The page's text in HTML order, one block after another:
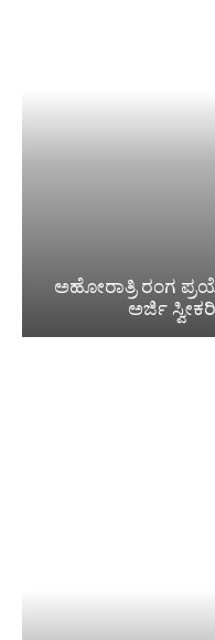
ಅಹೋರಾತ್ರಿ ರಂಗ
ಅರ್ಜಿ